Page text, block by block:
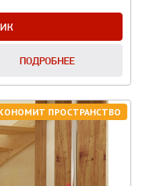
ПОДРОБНЕЕ
ПРОСТРАНСТВО